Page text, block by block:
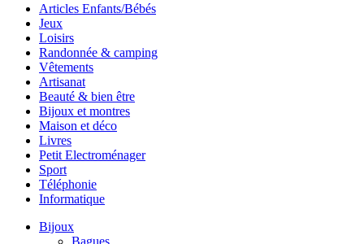
Articles Enfants/Bébés
Jeux
Loisirs
Randonnée & camping
Vêtements
Artisanat
Beauté & bien être
Bijoux et montres
Maison et déco
Livres
Petit Electroménager
Sport
Téléphonie
Informatique
Bijoux
Bagues